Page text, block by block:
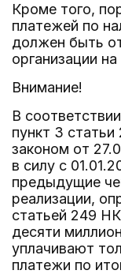
Кроме того,
платежей по
должен быть
организации
Внимание!
В
пункт 3
законом от
в силу с
предыдущие
реализации,
статьей 249
десяти
уплачивают
платежи по